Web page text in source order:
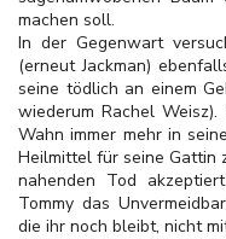
machen soll.
In der Gegenwart
(erneut Jackman)
seine tödlich an einem
wiederum Rachel
Wahn immer mehr in
Heilmittel für seine Gattin
nahenden Tod
Tommy das
die ihr noch bleibt, nicht